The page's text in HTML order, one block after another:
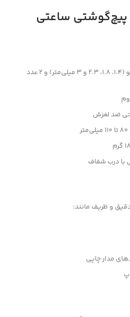
ساعتی
۴ عدد دوسو (۱.۴، ۱.۸، ۲.۳ و ۳ میلی‌متر) و ۲ عدد
ضد لغزش
با درب شفاف
و ظریف مانند:
مدار چاپی